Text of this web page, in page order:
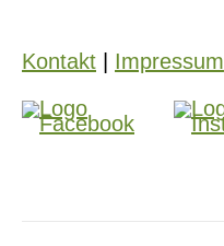
Kontakt Impressum
Informationen zur Kur
Heilwasser